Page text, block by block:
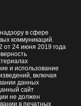
в сфере
коммуникаций.
24 июня 2019 года
и использование
включая
данных
сайт
не должен
в печатных